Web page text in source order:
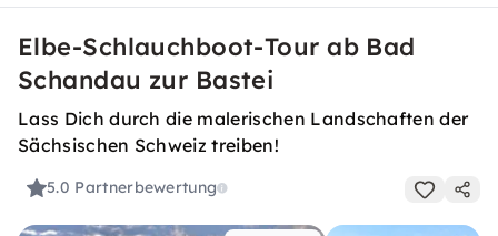
Elbe-Schlauchboot-Tour ab Bad
Schandau zur Bastei
Lass Dich durch die malerischen Landschaften der
Sächsischen Schweiz treiben!
5.0 Partnerbewertung